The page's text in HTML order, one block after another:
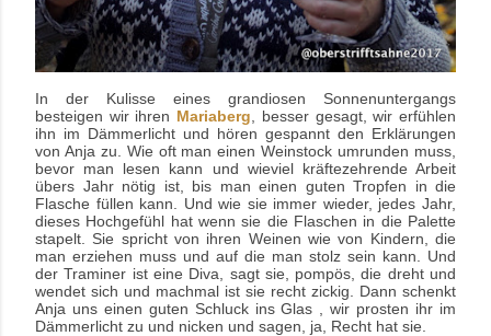
In der Kulisse eines grandiosen Sonnenuntergangs
besteigen wir ihren Mariaberg
besser gesagt, wir erfühlen
ihn im Dämmerlicht und hören gespannt den Erklärungen
von Anja zu. Wie oft man einen Weinstock umrunden muss,
bevor man lesen kann und wieviel kräftezehrende Arbeit
übers Jahr nötig ist, bis man einen guten Tropfen in die
Flasche füllen kann. Und wie sie immer wieder, jedes Jahr,
dieses Hochgefühl hat wenn sie die Flaschen in die Palette
stapelt. Sie spricht von ihren Weinen wie von Kindern, die
man erziehen muss und auf die man stolz sein kann. Und
der Traminer ist eine Diva, sagt sie, pompös, die dreht und
wendet sich und machmal ist sie recht zickig. Dann schenkt
Anja uns einen guten Schluck ins Glas , wir prosten ihr im
Dämmerlicht zu und nicken und sagen, ja, Recht hat sie.